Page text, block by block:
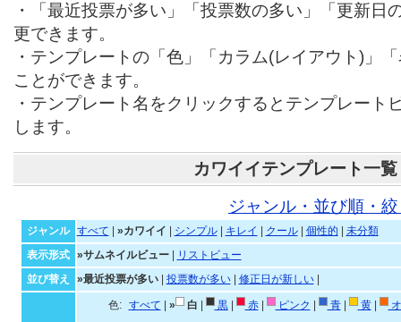
・「最近投票が多い」「投票数の多い」「更新日
更できます。
・テンプレートの「色」「カラム(レイアウト)」
ことができます。
・テンプレート名をクリックするとテンプレート
します。
カワイイテンプレート一覧
ジャンル・並び順・
ジャンル すべて »カワイイ シンプル| キレイ クール| 個性的
未分類
表示形式
»サムネイルビュー|
リストビュー
並び替え
»最近投票が多い| 投票数が多い| 修正日が新しい|
色: すべて » 白 黒| 赤| ピンク 青| 黄|